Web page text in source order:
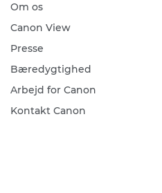
Om os
Canon View
Presse
Bæredygtighed
Arbejd for Canon
Kontakt Canon